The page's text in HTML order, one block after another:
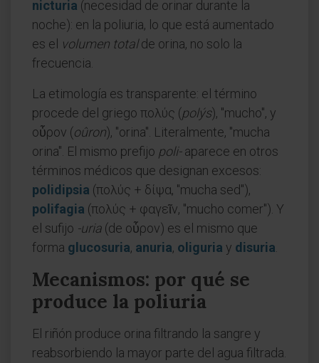
nicturia (necesidad de orinar durante la
noche): en la poliuria, lo que está aumentado
es el volumen totalde orina, no solo la
frecuencia.
La etimología es transparente: el término
procede del griego πολύς (polýs), "mucho", y
οὖρον (oûron), "orina". Literalmente, "mucha
orina". El mismo prefijo poli-aparece en otros
términos médicos que designan excesos:
polidipsia (πολύς + δίψα, "mucha sed"),
polifagia (πολύς + φαγεῖν, "mucho comer"). Y
el sufijo -uria (de οὖρον) es el mismo que
forma glucosuria, anuria, oliguria y disuria
Mecanismos: por qué se
produce la poliuria
El riñón produce orina filtrando la sangre y
reabsorbiendo la mayor parte del agua filtrada.